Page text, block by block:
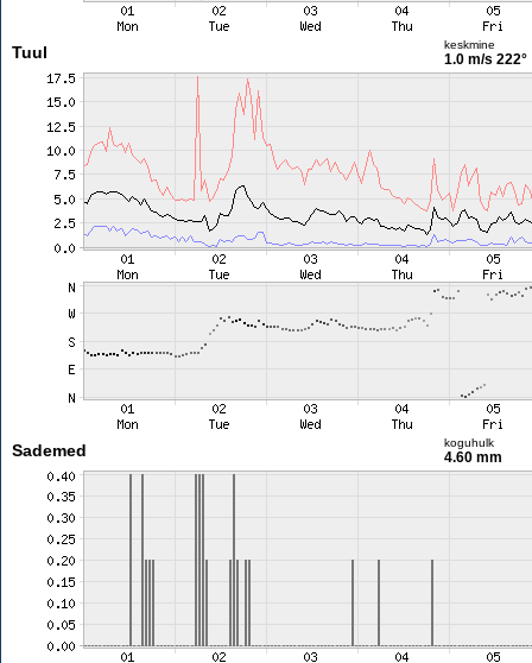
Tuul keskmine
1.0 m/s 222°
Sademed koguhulk
4.60 mm